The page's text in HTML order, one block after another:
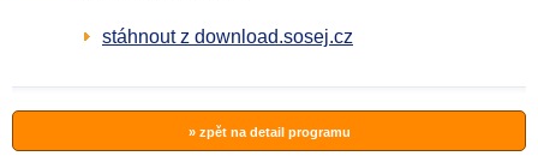
stáhnout z download.sosej.cz
» zpět na detail programu